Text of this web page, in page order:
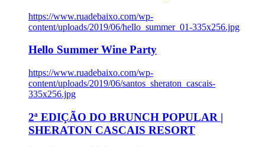
https://www.ruadebaixo.com/wp-
content/uploads/2019/06/hello_summer_01-335x256.jpg
Hello Summer Wine Party
https://www.ruadebaixo.com/wp-
content/uploads/2019/06/santos_sheraton_cascais-
335x256.jpg
2ª EDIÇÃO DO BRUNCH POPULAR |
SHERATON CASCAIS RESORT